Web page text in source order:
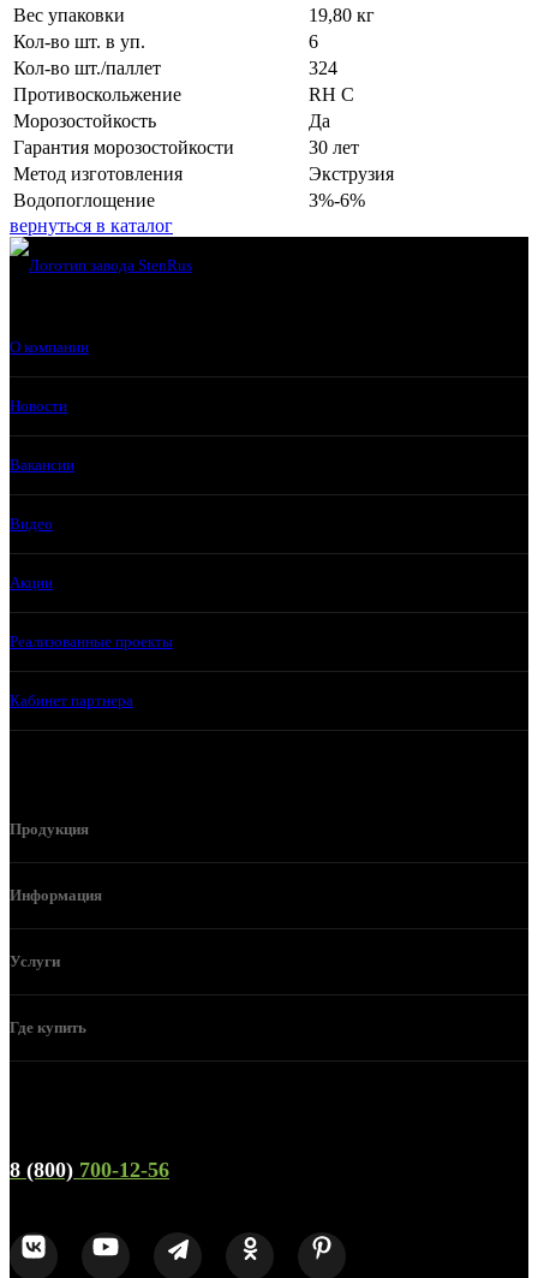
Вес упаковки
19,80 кг
Кол-во шт. в уп.
6
Кол-во шт./паллет
324
Противоскольжение
RH C
Морозостойкость
Да
Гарантия морозостойкости
30 лет
Метод изготовления
Экструзия
Водопоглощение
3%-6%
вернуться в каталог
О компании
Новости
Вакансии
Видео
Акции
Реализованные проекты
Кабинет партнера
Продукция
Информация
Услуги
Где купить
8 (800) 700-12-56